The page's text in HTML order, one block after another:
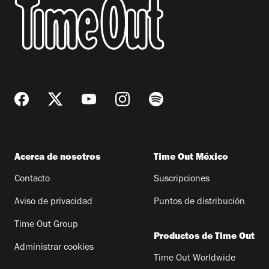
Acerca de nosotros
Contacto
Aviso de privacidad
Time Out Group
Administrar cookies
Time Out México
Suscripciones
Puntos de distribución
Productos de Time Out
Time Out Worldwide